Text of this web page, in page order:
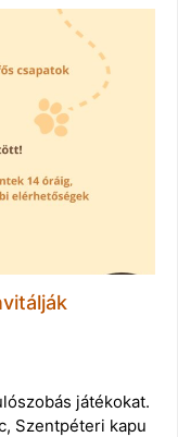
játékokat.
Szentpéteri kapu